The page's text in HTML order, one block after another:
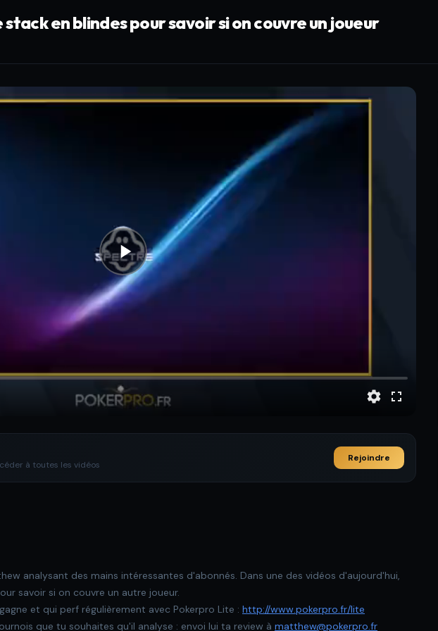
en blindes pour savoir si on couvre un joueur
à toutes les vidéos
Rejoindre
analysant des mains intéressantes d'abonnés. Dans une des vidéos d'aujourd'hui,
savoir si on couvre un autre joueur.
et qui perf régulièrement avec Pokerpro Lite : http://www.pokerpro.fr/lite
que tu souhaites qu'il analyse : envoi lui ta review à matthew@pokerpro.fr